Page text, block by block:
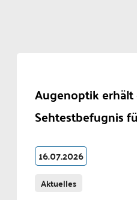
Augenoptik
Sehtestbefugnis
16.07.2026
Aktuelles